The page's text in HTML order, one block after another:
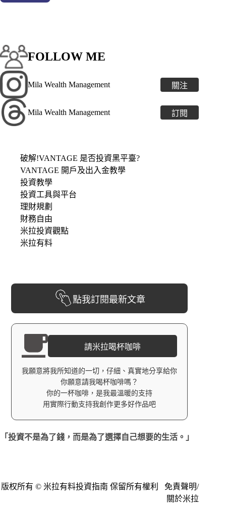
FOLLOW ME
Mila Wealth Management 關注
Mila Wealth Management 訂閱
破解!VANTAGE 是否投資黑平臺?
VANTAGE 開戶及出入金教學
投資教學
投資工具與平台
理財規劃
財務自由
米拉投資觀點
米拉有料
點我訂閱最新文章
請米拉喝杯咖啡
我願意將我所知道的一切，仔細、真實地分享給你
你願意請我喝杯咖啡嗎？
你的一杯咖啡，是我最溫暖的支持
用實際行動支持我創作更多好作品吧
「投資不是為了錢，而是為了選擇自己想要的生活。」
版权所有 © 米拉有料投資指南 保留所有權利 免責聲明/
關於米拉